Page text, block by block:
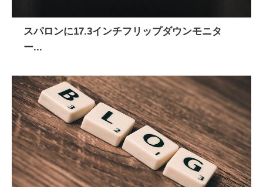
スパロンに17.3インチフリップダウンモニタ
ー...